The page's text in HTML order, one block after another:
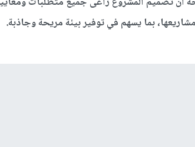
بما يسهم في توفير بيئة مريحة وجاذبة.